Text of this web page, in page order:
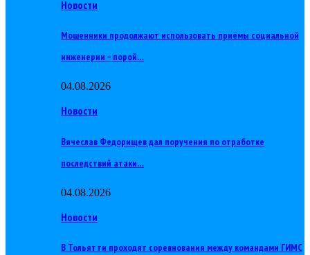
Новости
Мошенники продолжают использовать приёмы социальной
инженерии – порой…
04.08.2026
Новости
Вячеслав Федорищев дал поручения по отработке
последствий атаки…
04.08.2026
Новости
В Тольятти проходят соревнования между командами ГИМС